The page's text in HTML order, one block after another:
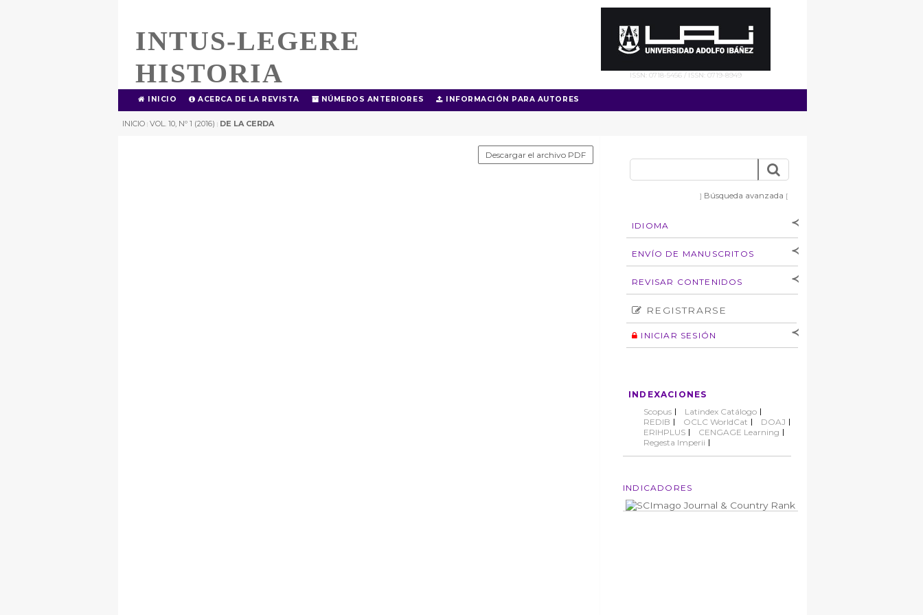
INTUS-LEGERE
HISTORIA
ISSN: 0718-5456 / ISSN: 0719-8949
INICIO ACERCA DE LA REVISTA NÚMEROS ANTERIORES INFORMACIÓN PARA AUTORES
INICIO | VOL. 10, Nº 1 (2016) | DE LA CERDA
] Búsqueda avanzada [
IDIOMA
[Español ] [English]
ENVÍO DE MANUSCRITOS
autores
Derechos de autoría
Normas éticas
REVISAR CONTENIDOS
Número
Autor
REGISTRARSE
INICIAR SESIÓN
INDEXACIONES
Scopus
Latindex Catálogo
REDIB
OCLC WorldCat
DOAJ
ERIHPLUS
CENGAGE Learning
Regesta Imperii
INDICADORES
Descargar el archivo PDF